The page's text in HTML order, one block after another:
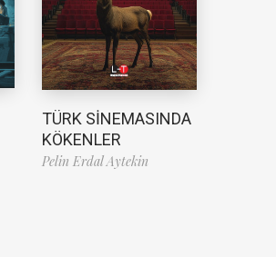
TÜRK SİNEMASINDA
KÖKENLER
Pelin Erdal Aytekin